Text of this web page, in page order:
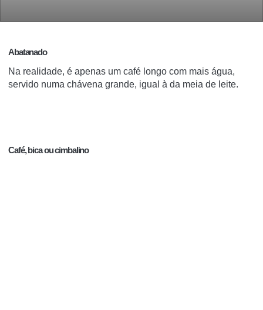
Abatanado
Na realidade, é apenas um café longo com mais água,
servido numa chávena grande, igual à da meia de leite.
Café, bica ou cimbalino